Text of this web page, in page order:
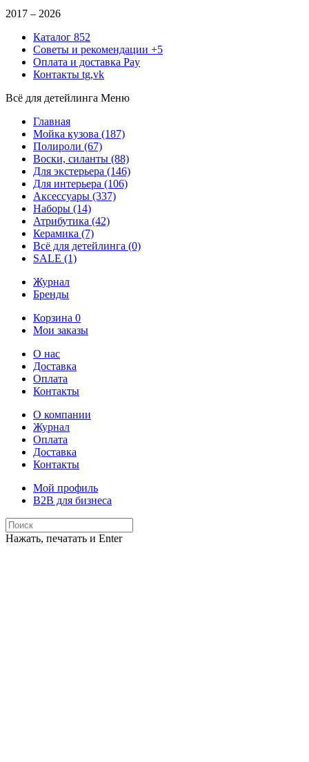
2017 – 2026
Каталог 852
Советы и рекомендации +5
Оплата и доставка Pay
Контакты tg,vk
Всё для детейлинга Меню
Главная
Мойка кузова (187)
Полироли (67)
Воски, силанты (88)
Для экстерьера (146)
Для интерьера (106)
Аксессуары (337)
Наборы (14)
Атрибутика (42)
Керамика (7)
Всё для детейлинга (0)
SALE (1)
Журнал
Бренды
Корзина 0
Мои заказы
О нас
Доставка
Оплата
Контакты
О компании
Журнал
Оплата
Доставка
Контакты
Мой профиль
B2B для бизнеса
Нажать, печатать и Enter